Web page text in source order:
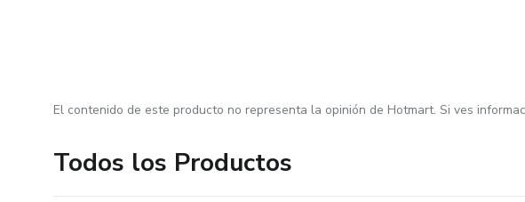
El contenido de este producto no representa la opinión de Hotmart. Si ves
Todos los Productos